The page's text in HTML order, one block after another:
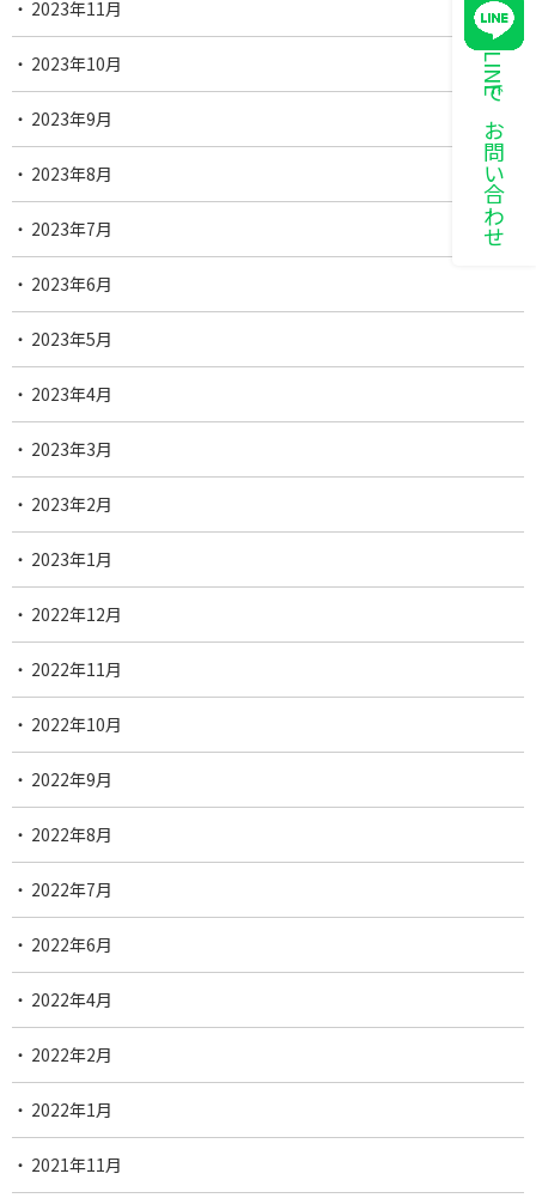
LINEでお問い合わせ
2023年11月
2023年10月
2023年9月
2023年8月
2023年7月
2023年6月
2023年5月
2023年4月
2023年3月
2023年2月
2023年1月
2022年12月
2022年11月
2022年10月
2022年9月
2022年8月
2022年7月
2022年6月
2022年4月
2022年2月
2022年1月
2021年11月